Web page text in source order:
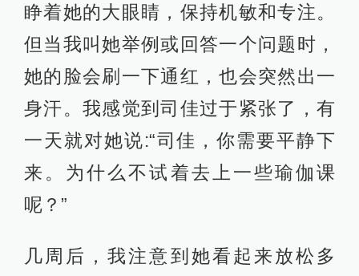
睁着她的大眼睛，保持机敏和专注。
但当我叫她举例或回答一个问题时，
她的脸会刷一下通红，也会突然出一
身汗。我感觉到司佳过于紧张了，有
一天就对她说:“司佳，你需要平静下
来。为什么不试着去上一些瑜伽课
呢？”
几周后，我注意到她看起来放松多